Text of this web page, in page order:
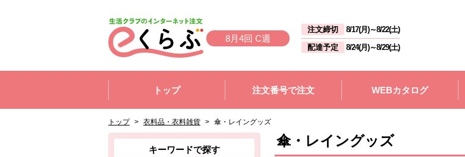
8月4回 C週
注文締切 8/17(月)～8/22(土)
配達予定
8/24(月)～8/29(土)
トップ
注文番号で注文 WEBカタログ
トップ > 衣料品・衣料雑貨 > 傘・レイングッズ
ここから消費材検索メニューです。
キーワードで探す
消費材検索メニューここまで。
ここから本文です。
ここから組合員向けメニューです。
組合員向けメニューここまで。
ここから本文です。 傘・レイングッズ